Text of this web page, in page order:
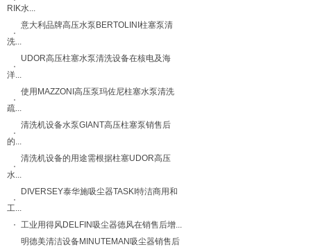
RIK水...
意大利品牌高压水泵BERTOLINI柱塞泵清
洗...
UDOR高压柱塞水泵清洗设备在核电及海
洋...
使用MAZZONI高压泵玛佐尼柱塞水泵清洗
疏...
清洗机设备水泵GIANT高压柱塞泵销售后
的...
清洗机设备的用途需根据柱塞UDOR高压
水...
DIVERSEY泰华施吸尘器TASKI特洁商用和
工...
工业用得风DELFIN吸尘器德风在销售后增...
明德美清洁设备MINUTEMAN吸尘器销售后